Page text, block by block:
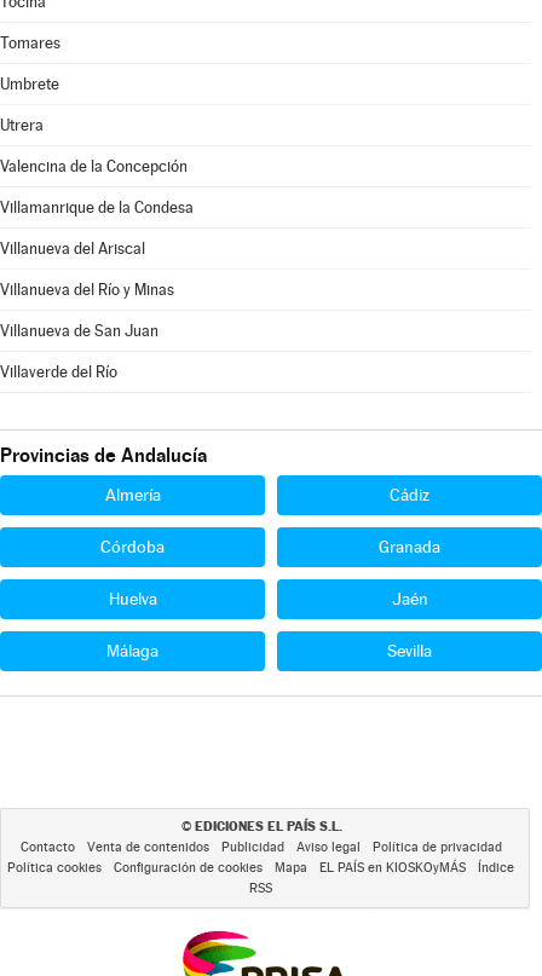
Tomares
Umbrete
Utrera
Valencina de la Concepción
Villamanrique de la Condesa
Villanueva del Ariscal
Villanueva del Río y Minas
Villanueva de San Juan
Villaverde del Río
Provincias de Andalucía
Almería Cádiz
Córdoba Granada
Huelva Jaén
Málaga Sevilla
© EDICIONES EL PAÍS S.L.
Contacto Venta de contenidos Publicidad Aviso legal
Política de privacidad
Política cookies
Configuración de cookies Mapa EL PAÍS en KIOSKOyMÁS
Índice
RSS